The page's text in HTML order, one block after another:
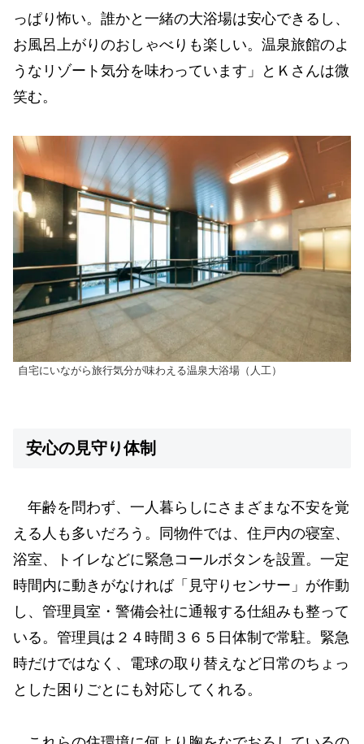
っぱり怖い。誰かと一緒の大浴場は安心できるし、
お風呂上がりのおしゃべりも楽しい。温泉旅館のよ
うなリゾート気分を味わっています」とＫさんは微
笑む。
自宅にいながら旅行気分が味わえる温泉大浴場（人工）
安心の見守り体制
年齢を問わず、一人暮らしにさまざまな不安を覚
える人も多いだろう。同物件では、住戸内の寝室、
浴室、トイレなどに緊急コールボタンを設置。一定
時間内に動きがなければ「見守りセンサー」が作動
し、管理員室・警備会社に通報する仕組みも整って
いる。管理員は２４時間３６５日体制で常駐。緊急
時だけではなく、電球の取り替えなど日常のちょっ
とした困りごとにも対応してくれる。